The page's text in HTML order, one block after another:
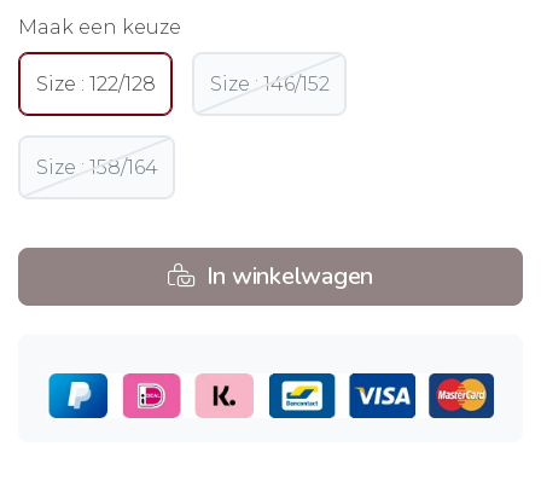
Maak een keuze
Size : 122/128 Size : 146/152
Size : 158/164
In winkelwagen